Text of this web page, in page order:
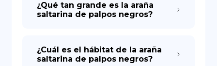
¿Qué tan grande es la araña
saltarina de palpos negros?
¿Cuál es el hábitat de la araña
saltarina de palpos negros?